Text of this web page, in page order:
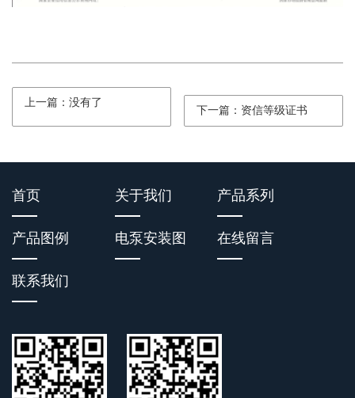
上一篇：没有了
下一篇：资信等级证书
首页 关于我们 产品系列
产品图例 电泵安装图 在线留言
联系我们